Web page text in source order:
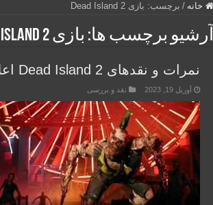
خانه / برچسب: بازی Dead Island 2
آرشیو برچسب ها: بازی Dead Island 2
نمرات و نقدهای Dead Island 2 اعلام شد
آوریل 19, 2023 نقد و بررسی